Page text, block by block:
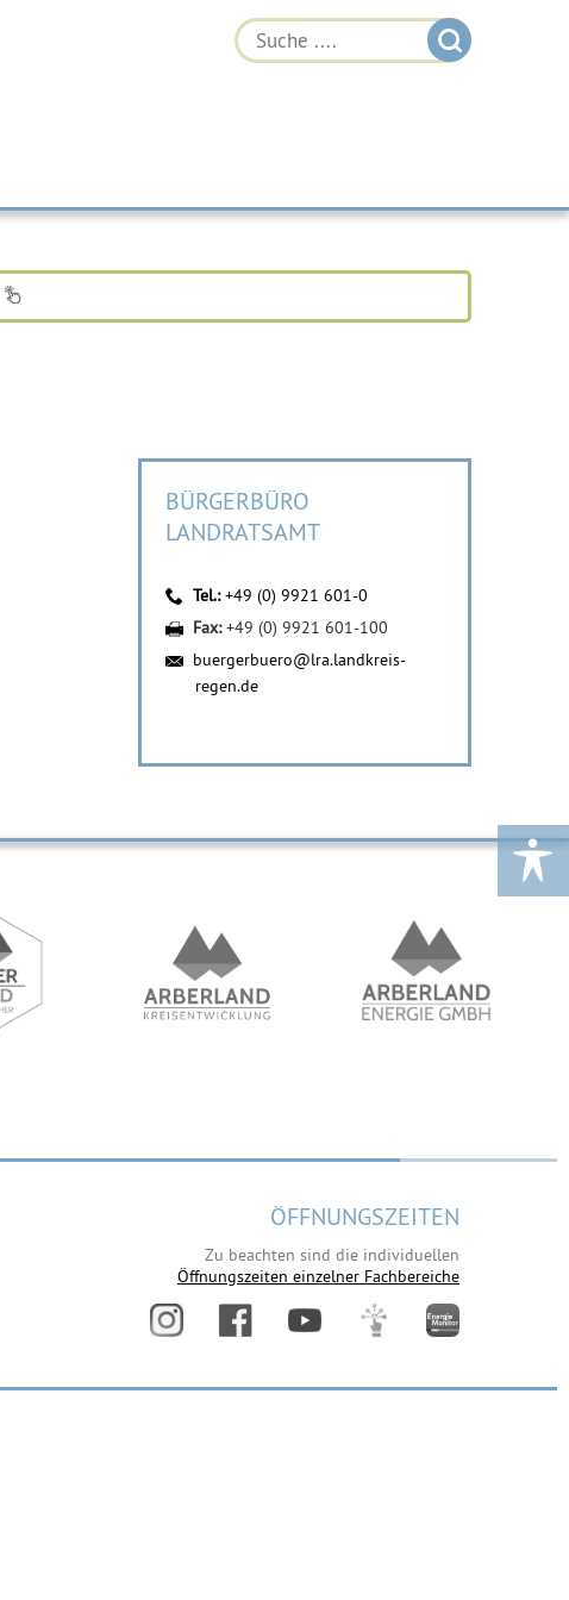
BÜRGERBÜRO
LANDRATSAMT
Tel.:+49 (0) 9921 601-0
Fax:+49 (0) 9921 601-100
buergerbuero@lra.landkreis-
regen.de
ÖFFNUNGSZEITEN
Zu beachten sind die individuellen
Öffnungszeiten einzelner Fachbereiche